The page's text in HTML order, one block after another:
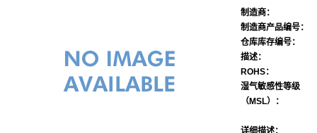
制造商：
制造商产品编号：
仓库库存编号：
描述：
ROHS：
湿气敏感性等级
（MSL）：
详细描述：